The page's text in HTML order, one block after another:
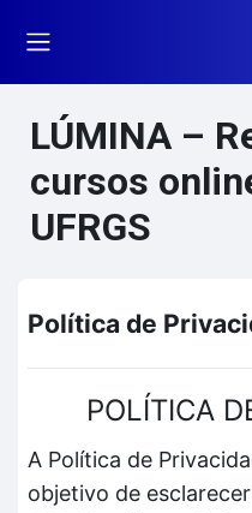
LÚMINA –
cursos
UFRGS
Política de
POLÍTICA
A Política de
objetivo de